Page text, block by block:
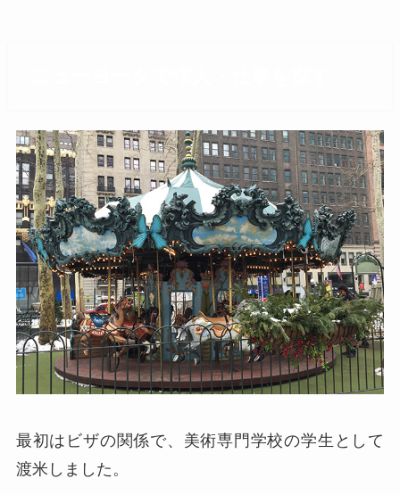
最初はビザの関係で、美術専門学校の学生として
渡米しました。